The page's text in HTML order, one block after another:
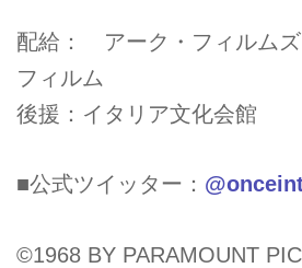
配給： アーク・フィルム
フィルム
後援：イタリア文化会館
■公式ツイッター：
©1968 BY PARAMOUNT